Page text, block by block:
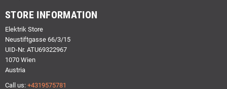
STORE INFORMATION
Elektrik Store
Neustiftgasse 66/3/15
UID-Nr. ATU69322967
1070 Wien
Austria
Call us: +4319575781